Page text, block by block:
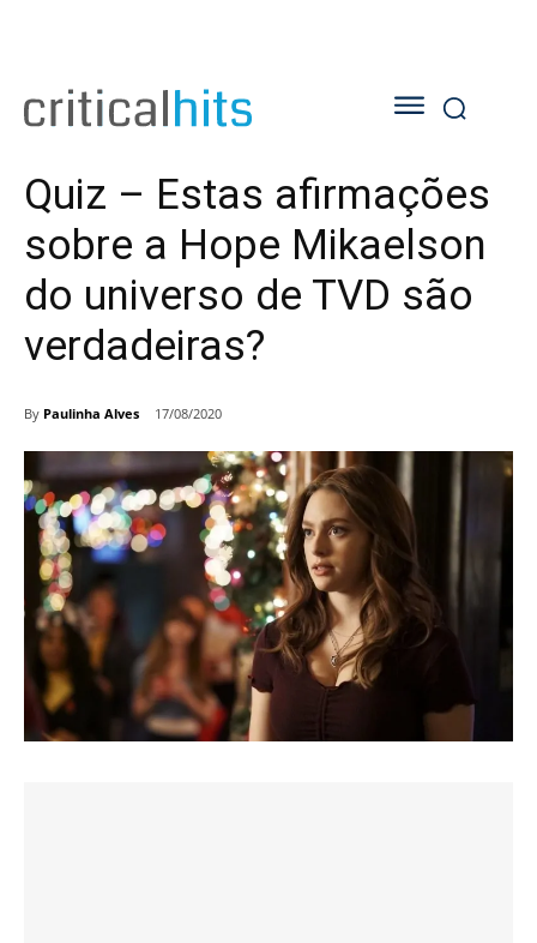
Quiz – Estas afirmações
sobre a Hope Mikaelson
do universo de TVD são
verdadeiras?
By Paulinha Alves 17/08/2020